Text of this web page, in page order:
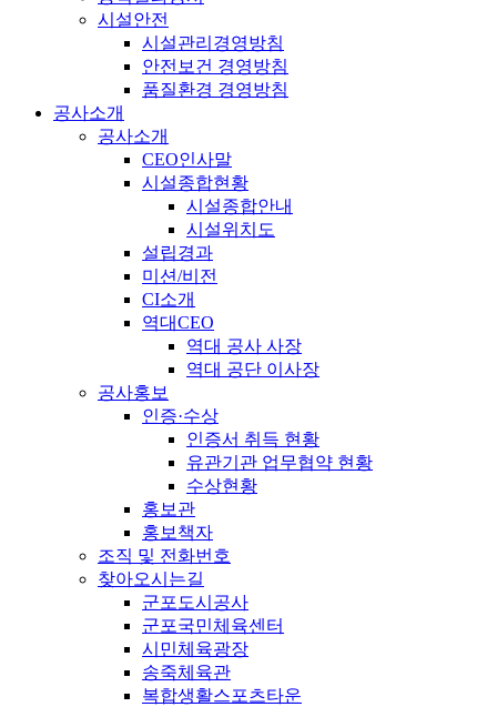
시설안전
시설관리경영방침
안전보건 경영방침
품질환경 경영방침
공사소개
공사소개
CEO인사말
시설종합현황
시설종합안내
시설위치도
설립경과
미션/비전
CI소개
역대CEO
역대 공사 사장
역대 공단 이사장
공사홍보
인증·수상
인증서 취득 현황
유관기관 업무협약 현황
수상현황
홍보관
홍보책자
조직 및 전화번호
찾아오시는길
군포도시공사
군포국민체육센터
시민체육광장
송죽체육관
복합생활스포츠타운